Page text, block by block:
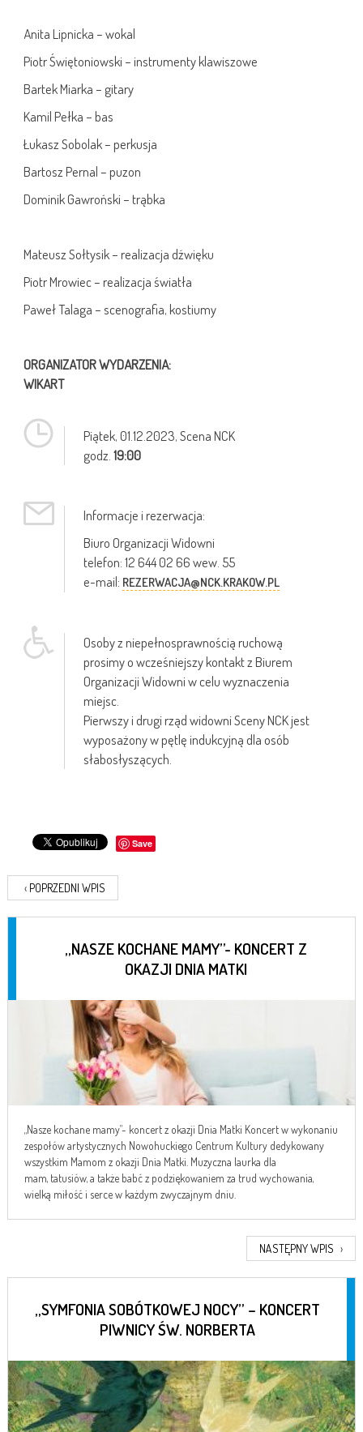
Anita Lipnicka – wokal
Piotr Świętoniowski – instrumenty klawiszowe
Bartek Miarka – gitary
Kamil Pełka – bas
Łukasz Sobolak – perkusja
Bartosz Pernal – puzon
Dominik Gawroński – trąbka
Mateusz Sołtysik – realizacja dźwięku
Piotr Mrowiec – realizacja światła
Paweł Talaga – scenografia, kostiumy
ORGANIZATOR WYDARZENIA:
WIKART
Piątek,01.12.2023, Scena NCK
godz. 19:00
Informacje i rezerwacja:
Biuro Organizacji Widowni
telefon: 12 644 02 66 wew. 55
e-mail: REZERWACJA@NCK.KRAKOW.PL
Osoby z niepełnosprawnością ruchową
prosimy o wcześniejszy kontakt z Biurem
Organizacji Widowni w celu wyznaczenia
miejsc.
Pierwszy i drugi rząd widowni Sceny NCK jest
wyposażony w pętlę indukcyjną dla osób
słabosłyszących.
Save
‹ POPRZEDNI WPIS
„NASZE KOCHANE MAMY”- KONCERT Z
OKAZJI DNIA MATKI
„Nasze kochane mamy”- koncert z okazji Dnia Matki Koncert w wykonaniu
zespołów artystycznych Nowohuckiego Centrum Kultury dedykowany
wszystkim Mamom z okazji Dnia Matki. Muzyczna laurka dla
mam, tatusiów, a także babć z podziękowaniem za trud wychowania,
wielką miłość i serce w każdym zwyczajnym dniu.
NASTĘPNY WPIS ›
„SYMFONIA SOBÓTKOWEJ NOCY” – KONCERT
PIWNICY ŚW. NORBERTA